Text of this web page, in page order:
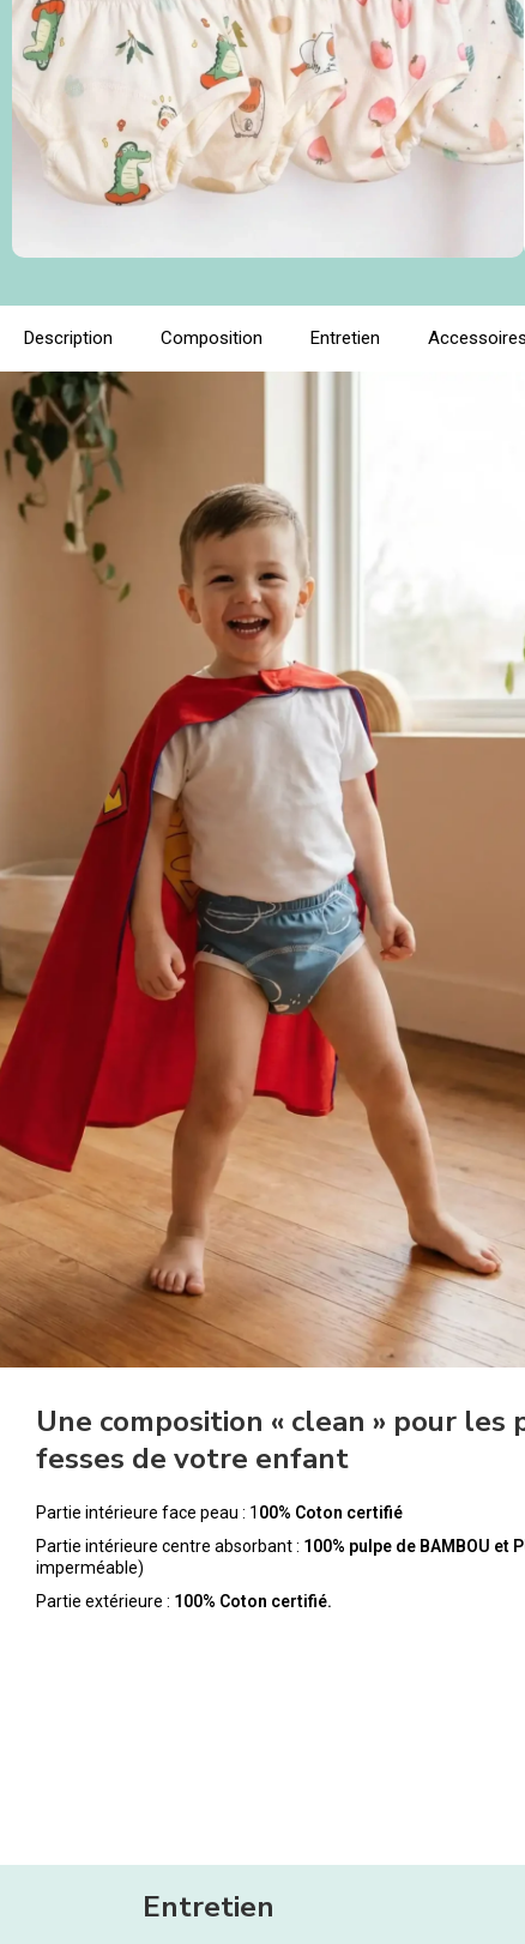
Description Composition Entretien
Une composition « clean » pour les
fesses de votre enfant
Partie intérieure face peau : 1 00% Coton certifié
Partie intérieure centre absorbant : 100% pulpe de BAMBOU et
imperméable)
Partie extérieure : 100% Coton certifié.
Entretien